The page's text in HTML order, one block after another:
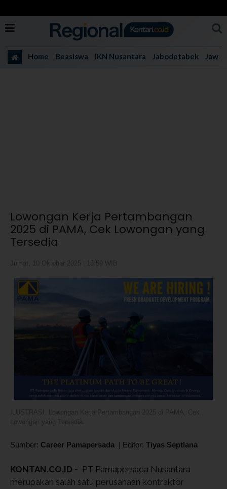
Home Beasiswa IKN Nusantara Jabodetabek Jawa
Lowongan Kerja Pertambangan
2025 di PAMA, Cek Lowongan yang
Tersedia
Sumber: Career Pamapersada | Editor: Tiyas Septiana
KONTAN.CO.ID - PT Pamapersada Nusantara
merupakan salah satu perusahaan kontraktor